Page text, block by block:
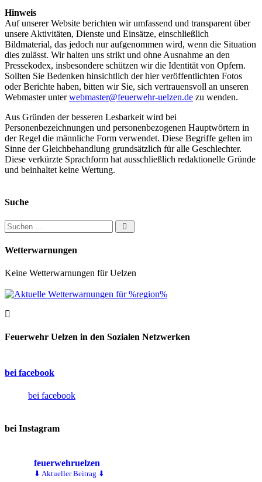
Hinweis
Auf unserer Website berichten wir umfassend und transparent über
unsere Aktivitäten, Dienste und Einsätze, einschließlich
Bildmaterial, das jedoch nur aufgenommen wird, wenn die Situation
dies zulässt. Wir halten uns strikt und ohne Ausnahme an den
Pressekodex, insbesondere schützen wir die Identität von Opfern.
Sollten Sie Bedenken hinsichtlich der hier veröffentlichten Fotos
oder Berichte haben, bitten wir Sie, sich vertrauensvoll an unseren
Webmaster unterwebmaster@feuerwehr-uelzen.de zu wenden.
Aus Gründen der besseren Lesbarkeit wird bei
Personenbezeichnungen und personenbezogenen Hauptwörtern in
der Regel die männliche Form verwendet. Diese Begriffe gelten im
Sinne der Gleichbehandlung grundsätzlich für alle Geschlechter.
Diese verkürzte Sprachform hat ausschließlich redaktionelle Gründe
und beinhaltet keine Wertung.
Suche
Suchen nach:
Wetterwarnungen
Keine Wetterwarnungen für Uelzen
Feuerwehr Uelzen in den Sozialen Netzwerken
bei facebook
bei facebook
bei Instagram
feuerwehruelzen
⬇ Aktueller Beitrag ⬇